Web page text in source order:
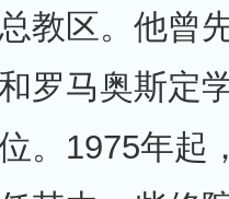
教区。他曾
罗马奥斯定
。1975年起